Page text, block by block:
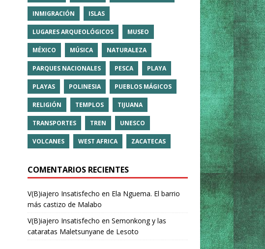
INMIGRACIÓN ISLAS
LUGARES ARQUEOLÓGICOS MUSEO
MÉXICO MÚSICA NATURALEZA
PARQUES NACIONALES PESCA PLAYA
PLAYAS POLINESIA PUEBLOS MÁGICOS
RELIGIÓN TEMPLOS TIJUANA
TRANSPORTES TREN UNESCO
VOLCANES WEST AFRICA ZACATECAS
COMENTARIOS RECIENTES
V(B)iajero Insatisfecho en Ela Nguema. El barrio
más castizo de Malabo
V(B)iajero Insatisfecho en Semonkong y las
cataratas Maletsunyane de Lesoto